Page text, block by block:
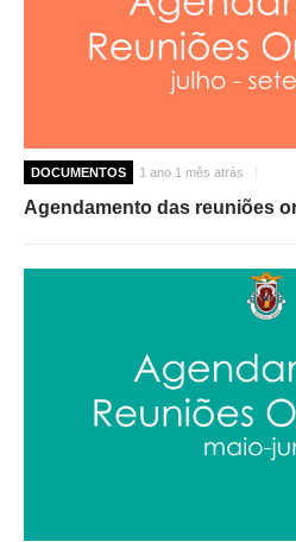
DOCUMENTOS 1 ano 1 mês atrás
Agendamento das reuniões